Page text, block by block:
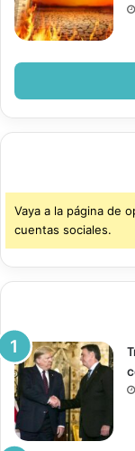
Vaya a la página de
cuentas sociales.